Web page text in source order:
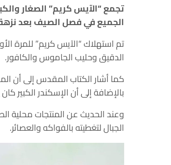
تجمع “الآيس كريم” الصغار
الجميع في فصل الصيف بعد
تم استهلاك “الآيس كريم” للمرة
الدقيق وحليب الجاموس والكافور.
كما أشار الكتاب المقدس إلى أن
بالإضافة إلى أن الإسكندر الكبير
وعند الحديث عن المنتجات محلية
الجبال لتغطيته بالفواكه والعصائر.